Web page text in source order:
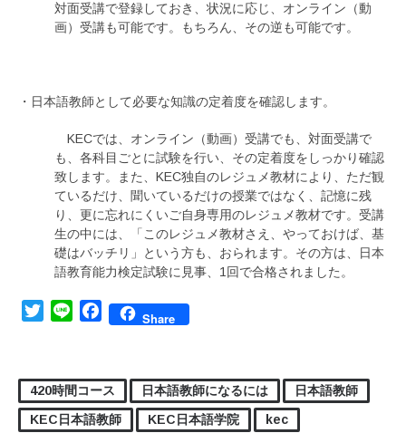
対面受講で登録しておき、状況に応じ、オンライン（動
画）受講も可能です。もちろん、その逆も可能です。
・日本語教師として必要な知識の定着度を確認します。
KECでは、オンライン（動画）受講でも、対面受講で
も、各科目ごとに試験を行い、その定着度をしっかり確認
致します。また、KEC独自のレジュメ教材により、ただ観
ているだけ、聞いているだけの授業ではなく、記憶に残
り、更に忘れにくいご自身専用のレジュメ教材です。受講
生の中には、「このレジュメ教材さえ、やっておけば、基
礎はバッチリ」という方も、おられます。その方は、日本
語教育能力検定試験に見事、1回で合格されました。
TwitterLine FacebookShare
420時間コース 日本語教師になるには
日本語教師
KEC日本語教師
KEC日本語学院
kec